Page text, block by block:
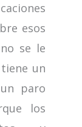
esos
se le
un
paro
los